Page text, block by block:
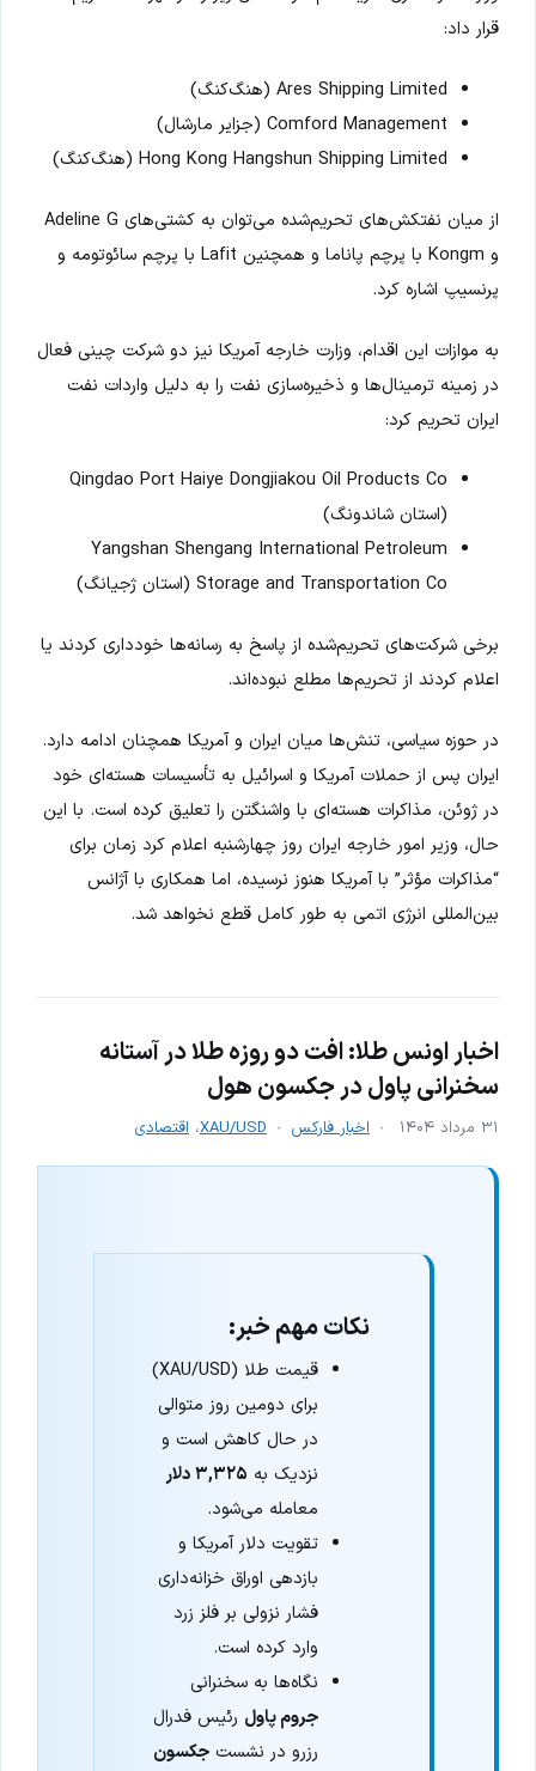
قرار داد:
Ares Shipping Limited (هنگ‌کنگ)
Comford Management (جزایر مارشال)
Hong Kong Hangshun Shipping Limited (هنگ‌کنگ)
از میان نفتکش‌های تحریم‌شده می‌توان به کشتی‌های Adeline G
و Kongm با پرچم پاناما و همچنین Lafit با پرچم سائوتومه و
پرنسیپ اشاره کرد.
به موازات این اقدام، وزارت خارجه آمریکا نیز دو شرکت چینی فعال
در زمینه ترمینال‌ها و ذخیره‌سازی نفت را به دلیل واردات نفت
ایران تحریم کرد:
Qingdao Port Haiye Dongjiakou Oil Products Co
(استان شاندونگ)
Yangshan Shengang International Petroleum
Storage and Transportation Co (استان ژجیانگ)
برخی شرکت‌های تحریم‌شده از پاسخ به رسانه‌ها خودداری کردند یا
اعلام کردند از تحریم‌ها مطلع نبوده‌اند.
در حوزه سیاسی، تنش‌ها میان ایران و آمریکا همچنان ادامه دارد.
ایران پس از حملات آمریکا و اسرائیل به تأسیسات هسته‌ای خود
در ژوئن، مذاکرات هسته‌ای با واشنگتن را تعلیق کرده است. با این
حال، وزیر امور خارجه ایران روز چهارشنبه اعلام کرد زمان برای
“مذاکرات مؤثر” با آمریکا هنوز نرسیده، اما همکاری با آژانس
بین‌المللی انرژی اتمی به طور کامل قطع نخواهد شد.
اخبار اونس طلا: افت دو روزه طلا در آستانه
سخنرانی پاول در جکسون هول
۳۱ مرداد ۱۴۰۴ اخبار فارکس XAU/USD، اقتصادی
نکات مهم خبر:
قیمت طلا (XAU/USD)
برای دومین روز متوالی
در حال کاهش است و
نزدیک به ۳,۳۲۵ دلار
معامله می‌شود.
تقویت دلار آمریکا و
بازدهی اوراق خزانه‌داری
فشار نزولی بر فلز زرد
وارد کرده است.
نگاه‌ها به سخنرانی
جروم پاول رئیس فدرال
رزرو در نشستجکسون